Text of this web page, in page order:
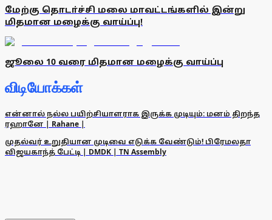
மேற்கு தொடா்ச்சி மலை மாவட்டங்களில் இன்று
மிதமான மழைக்கு வாய்ப்பு!
ஜூலை 10 வரை மிதமான மழைக்கு வாய்ப்பு
விடியோக்கள்
என்னால் நல்ல பயிற்சியாளராக இருக்க முடியும்: மனம் திறந்த
ரஹானே | Rahane |
முதல்வர் உறுதியான முடிவை எடுக்க வேண்டும்! பிரேமலதா
விஜயகாந்த் பேட்டி | DMDK | TN Assembly